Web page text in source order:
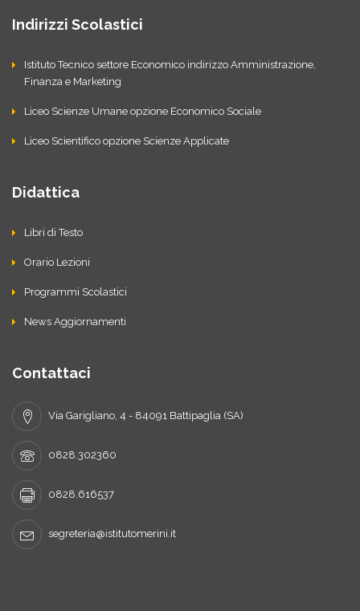
Indirizzi Scolastici
Istituto Tecnico settore Economico indirizzo Amministrazione,
Finanza e Marketing
Liceo Scienze Umane opzione Economico Sociale
Liceo Scientifico opzione Scienze Applicate
Didattica
Libri di Testo
Orario Lezioni
Programmi Scolastici
News Aggiornamenti
Contattaci
Via Garigliano, 4 - 84091 Battipaglia (SA)
0828.302360
0828.616537
segreteria@istitutomerini.it